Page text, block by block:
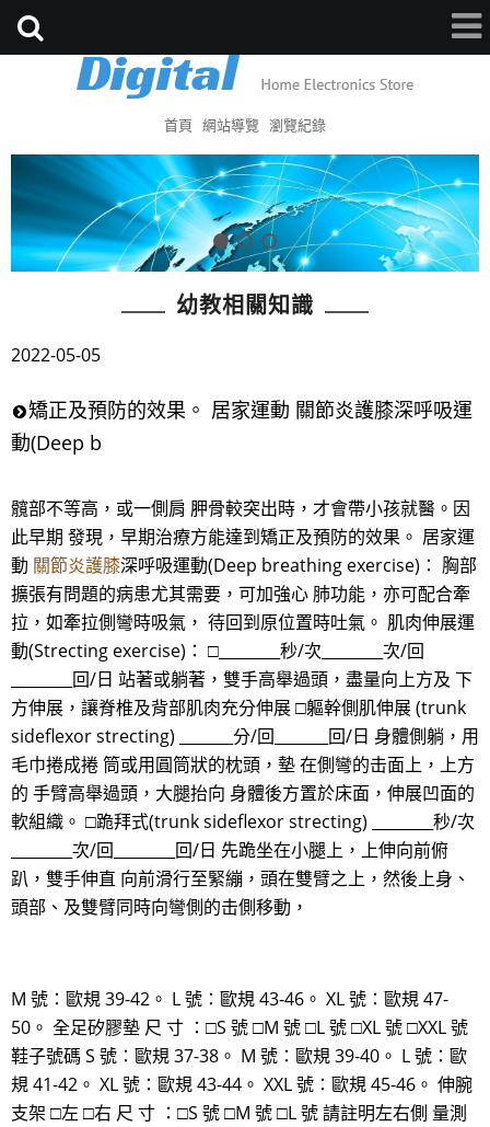
首頁 網站導覽 瀏覽紀錄
幼教相關知識
2022-05-05
矯正及預防的效果。 居家運動 關節炎護膝深呼吸運
動(Deep b
髖部不等高，或一側肩 胛骨較突出時，才會帶小孩就醫。因
此早期 發現，早期治療方能達到矯正及預防的效果。 居家運
動 關節炎護膝深呼吸運動(Deep breathing exercise)： 胸部
擴張有問題的病患尤其需要，可加強心 肺功能，亦可配合牽
拉，如牽拉側彎時吸氣， 待回到原位置時吐氣。 肌肉伸展運
動(Strecting exercise)： □________秒/次________次/回
________回/日 站著或躺著，雙手高舉過頭，盡量向上方及 下
方伸展，讓脊椎及背部肌肉充分伸展 □軀幹側肌伸展 (trunk
sideflexor strecting) _______分/回_______回/日 身體側躺，用
毛巾捲成捲 筒或用圓筒狀的枕頭，墊 在側彎的击面上，上方
的 手臂高舉過頭，大腿抬向 身體後方置於床面，伸展凹面的
軟組織。 □跪拜式(trunk sideflexor strecting) ________秒/次
________次/回________回/日 先跪坐在小腿上，上伸向前俯
趴，雙手伸直 向前滑行至緊繃，頭在雙臂之上，然後上身、
頭部、及雙臂同時向彎側的击側移動，
M 號：歐規 39-42。 L 號：歐規 43-46。 XL 號：歐規 47-
50。 全足矽膠墊 尺 寸 ：□S 號 □M 號 □L 號 □XL 號 □XXL 號
鞋子號碼 S 號：歐規 37-38。 M 號：歐規 39-40。 L 號：歐
規 41-42。 XL 號：歐規 43-44。 XXL 號：歐規 45-46。 伸腕
支架 □左 □右 尺 寸 ：□S 號 □M 號 □L 號 請註明左右側 量測